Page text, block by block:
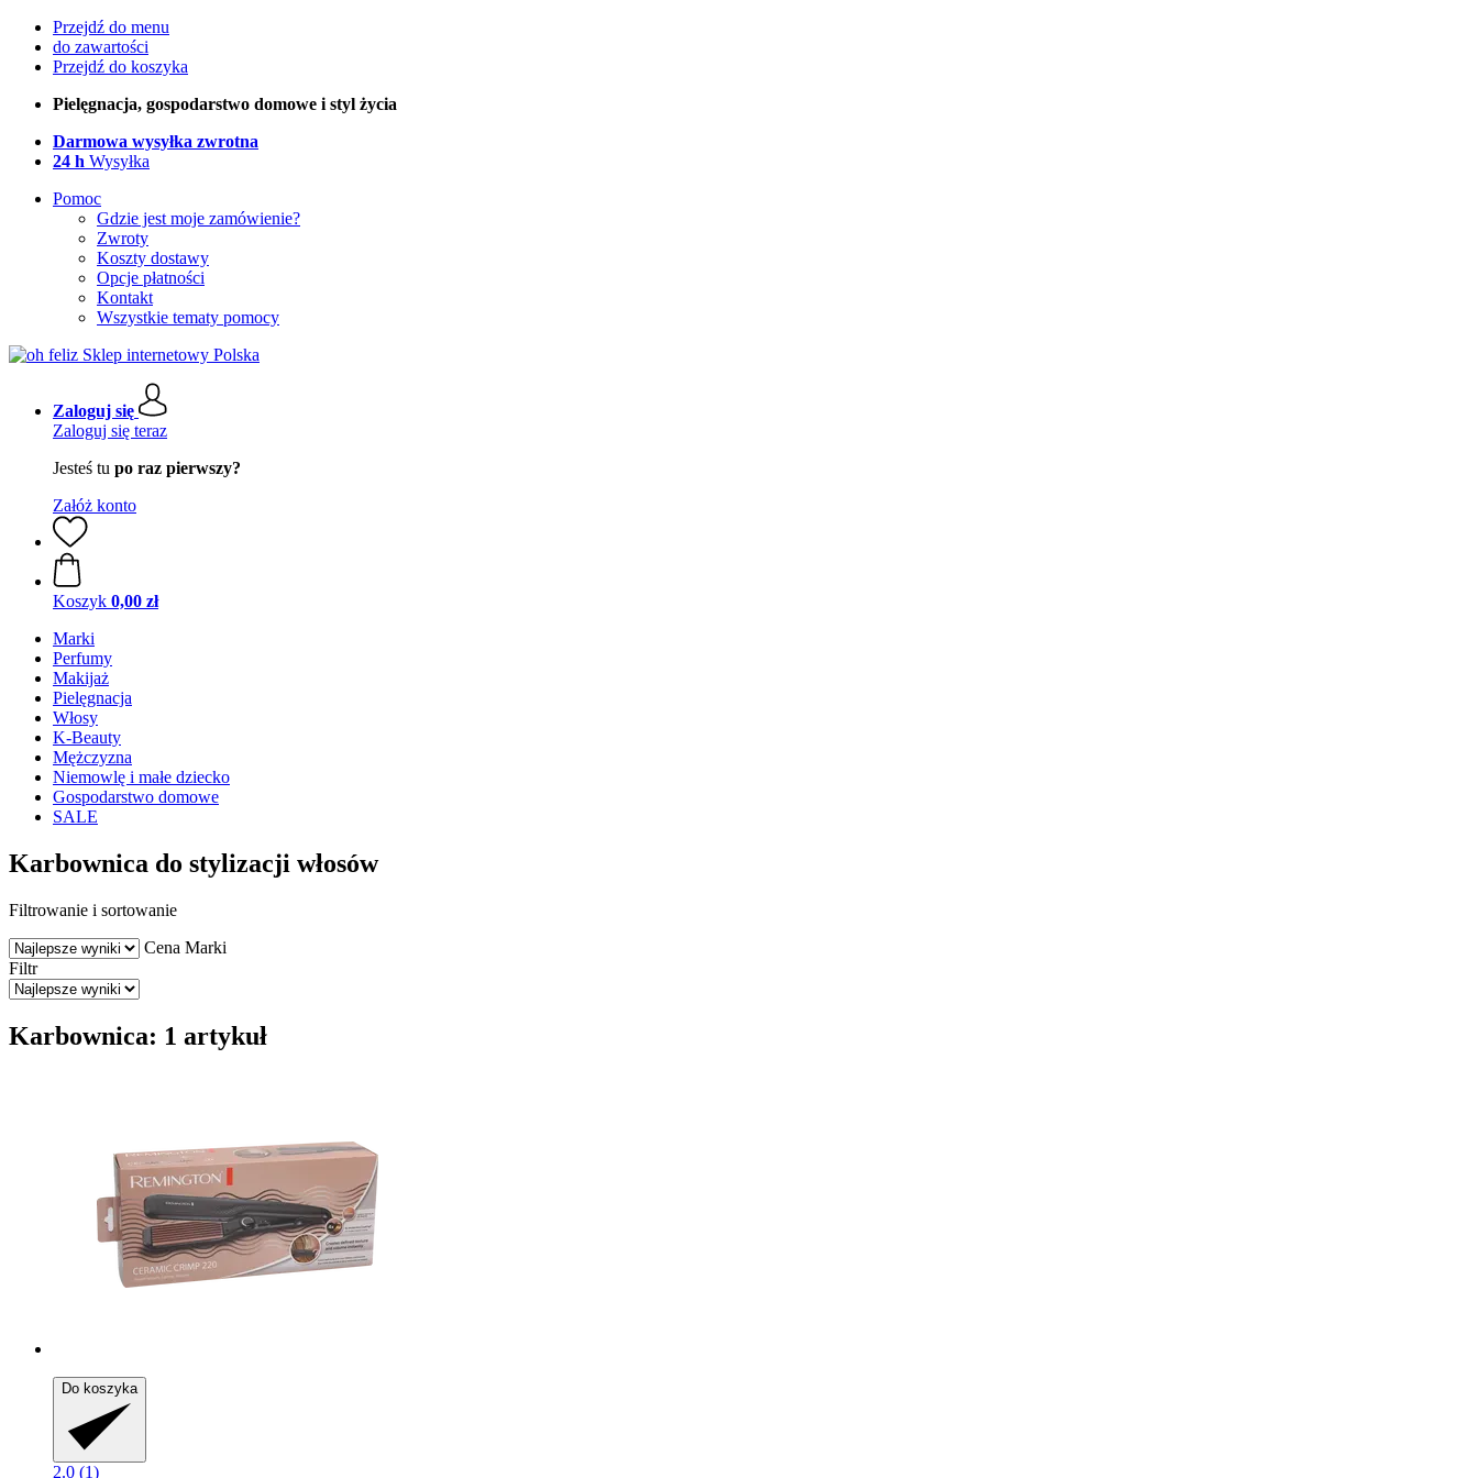
Przejdź do menu
do zawartości
Przejdź do koszyka
Pielęgnacja, gospodarstwo domowe i styl życia
Darmowa wysyłka zwrotna
24 h Wysyłka
Pomoc
Gdzie jest moje zamówienie?
Zwroty
Koszty dostawy
Opcje płatności
Kontakt
Wszystkie tematy pomocy
Zaloguj się
Zaloguj się teraz
Jesteś tu po raz pierwszy?
Załóż konto
Koszyk 0,00 zł
Marki
Perfumy
Makijaż
Pielęgnacja
Włosy
K-Beauty
Mężczyzna
Niemowlę i małe dziecko
Gospodarstwo domowe
SALE
Karbownica do stylizacji włosów
Filtrowanie i sortowanie
Cena Marki
Filtr
Karbownica: 1 artykuł
Do koszyka
2.0 (1)